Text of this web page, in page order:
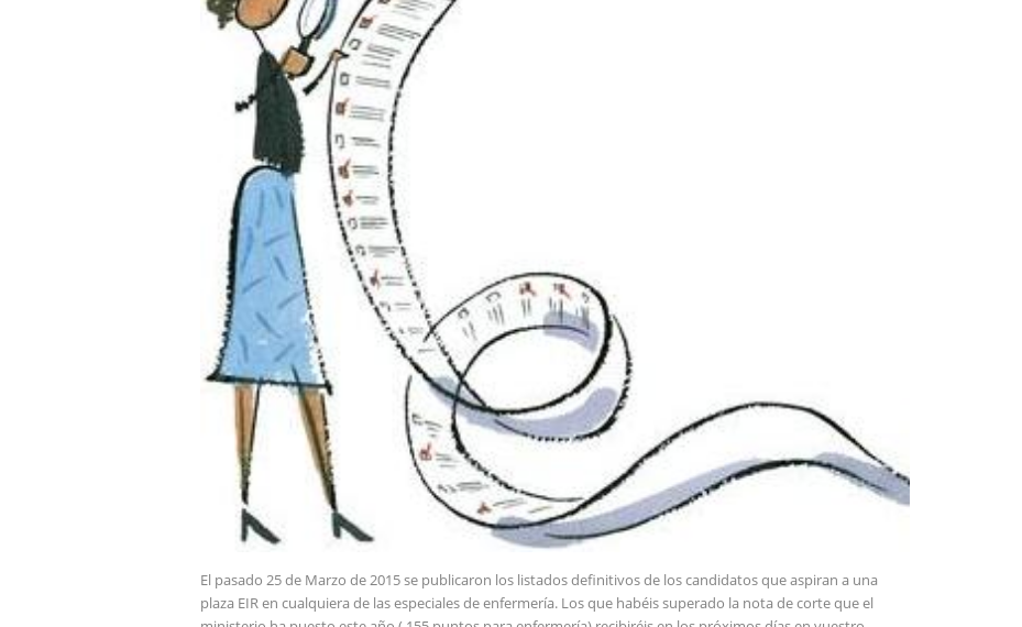
El pasado 25 de Marzo de 2015 se publicaron los listados definitivos de los candidatos que aspiran a una
plaza EIR en cualquiera de las especiales de enfermería. Los que habéis superado la nota de corte que el